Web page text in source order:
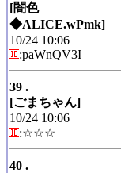
[闇色
◆ALICE.wPmk]
10/24 10:06
:paWnQV3I
39 .
[ごまちゃん]
10/24 10:06
:☆☆☆
40 .